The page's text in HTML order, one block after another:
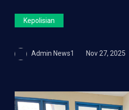
Kepolisian
Admin News1 Nov 27, 2025